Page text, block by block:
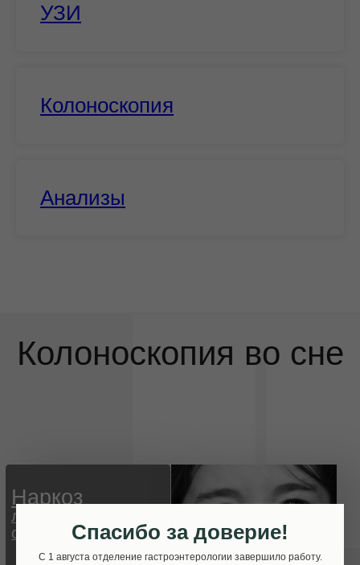
Спасибо за доверие!
С 1 августа отделение гастроэнтерологии завершило работу.
УЗИ
Колоноскопия
Анализы